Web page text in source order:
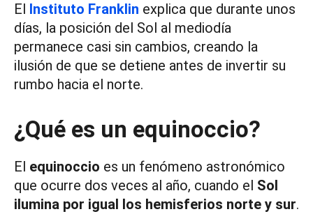
El Instituto Franklin explica que durante unos
días, la posición del Sol al mediodía
permanece casi sin cambios, creando la
ilusión de que se detiene antes de invertir su
rumbo hacia el norte.
¿Qué es un equinoccio?
El equinoccio es un fenómeno astronómico
que ocurre dos veces al año, cuando el Sol
ilumina por igual los hemisferios norte y sur.